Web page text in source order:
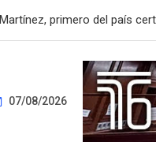
primero del país
07/08/2026